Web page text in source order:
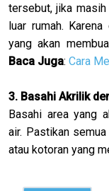
tersebut, jika
luar rumah.
yang akan
Baca Juga: Cara
3. Basahi Akrilik
Basahi area yang
air. Pastikan
atau kotoran yang